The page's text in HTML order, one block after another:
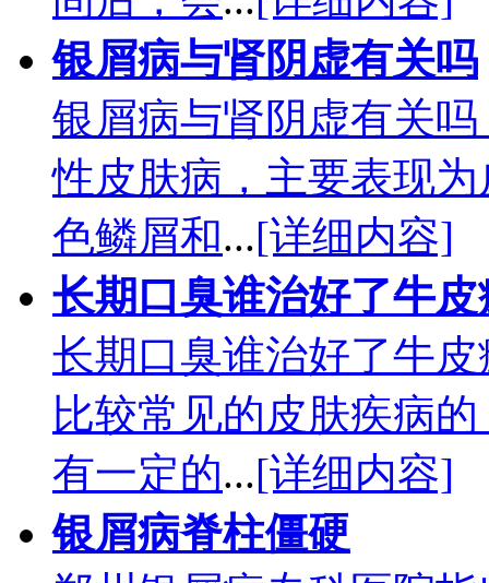
银屑病与肾阴虚有关吗
银屑病与肾阴虚有关
性皮肤病，主要表现
色鳞屑和...[详细内容]
长期口臭谁治好了牛皮
长期口臭谁治好了牛
比较常见的皮肤疾病
有一定的...[详细内容]
银屑病脊柱僵硬